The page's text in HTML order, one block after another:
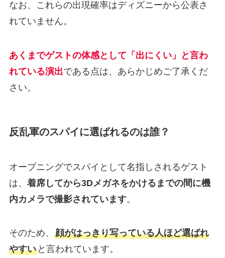
なお、これらの出現確率はディズニーから公表さ
れていません。
あくまでゲストの体感として「出にくい」と言わ
れている演出である点は、あらかじめご了承くだ
さい。
反乱軍のスパイに選ばれるのは誰？
オープニングでスパイとして名指しされるゲスト
は、 着席してから3Dメガネをかけるまでの間に機
内カメラで撮影されています。
そのため、 顔がはっきり写っている人ほど選ばれ
やすいと言われています。